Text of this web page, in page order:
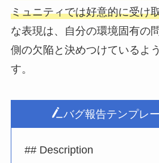
ミュニティでは好意的に受け
な表現は、自分の環境固有の
側の欠陥と決めつけているよ
す。
バグ報告テンプレ
## Description